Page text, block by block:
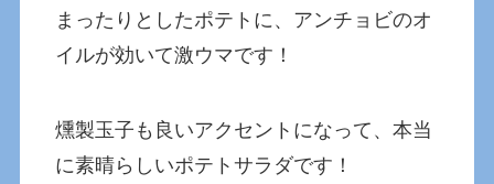
まったりとしたポテトに、アンチョビのオ
イルが効いて激ウマです！
燻製玉子も良いアクセントになって、本当
に素晴らしいポテトサラダです！